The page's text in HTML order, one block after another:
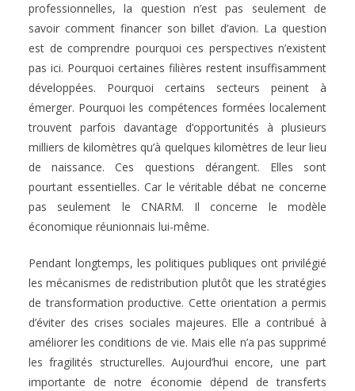
professionnelles, la question n’est pas seulement de
savoir comment financer son billet d’avion. La question
est de comprendre pourquoi ces perspectives n’existent
pas ici. Pourquoi certaines filières restent insuffisamment
développées. Pourquoi certains secteurs peinent à
émerger. Pourquoi les compétences formées localement
trouvent parfois davantage d’opportunités à plusieurs
milliers de kilomètres qu’à quelques kilomètres de leur lieu
de naissance. Ces questions dérangent. Elles sont
pourtant essentielles. Car le véritable débat ne concerne
pas seulement le CNARM. Il concerne le modèle
économique réunionnais lui-même.
Pendant longtemps, les politiques publiques ont privilégié
les mécanismes de redistribution plutôt que les stratégies
de transformation productive. Cette orientation a permis
d’éviter des crises sociales majeures. Elle a contribué à
améliorer les conditions de vie. Mais elle n’a pas supprimé
les fragilités structurelles. Aujourd’hui encore, une part
importante de notre économie dépend de transferts